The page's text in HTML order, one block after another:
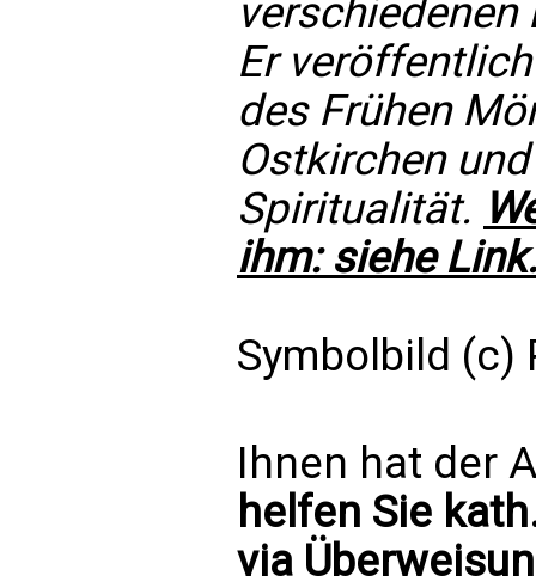
Er
des Frühen
Ostkirchen
Spiritualität.
ihm: siehe Link
Symbolbild (c)
Ihnen hat der
helfen Sie
via